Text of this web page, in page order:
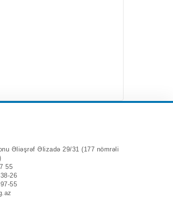
Əliəşrəf Əlizadə 29/31 (177 nömrəli
55
26
55